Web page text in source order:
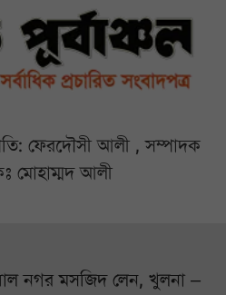
ফেরদৌসী আলী , সম্পাদক
মোহাম্মদ আলী
নগর মসজিদ লেন, খুলনা –